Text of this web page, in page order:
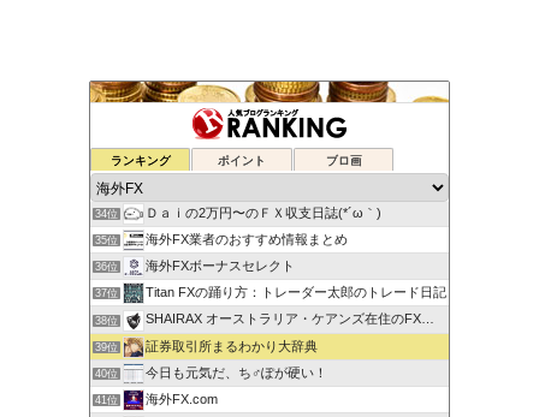
ランキング ポイント ブロ画
32位 ゆるゆる兼業投資家Vtuber編
33位
34位 Ｄａｉの2万円〜のＦＸ収支日誌(*´ω｀)
35位 海外FX業者のおすすめ情報まとめ
36位 海外FXボーナスセレクト
37位 Titan FXの踊り方：トレーダー太郎のトレード日記
38位 SHAIRAX オーストラリア・ケアンズ在住のFXトレーダー
39位 証券取引所まるわかり大辞典
40位 今日も元気だ、ち♂ぽが硬い！
41位 海外FX.com